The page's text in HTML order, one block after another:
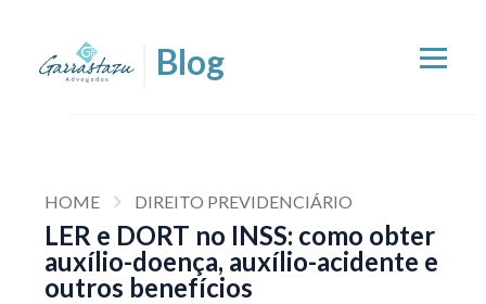
HOME DIREITO PREVIDENCIÁRIO
LER e DORT no INSS: como obter
auxílio-doença, auxílio-acidente e
outros benefícios